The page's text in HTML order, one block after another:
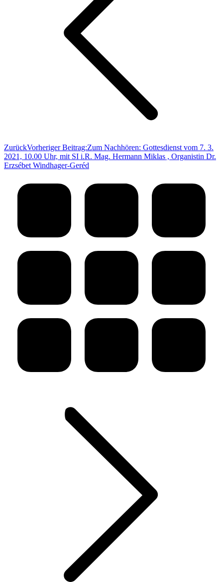
ZurückVorheriger Beitrag:Zum Nachhören: Gottesdienst vom 7. 3.
2021, 10.00 Uhr, mit SI i.R. Mag. Hermann Miklas , Organistin Dr.
Erzsébet Windhager-Geréd